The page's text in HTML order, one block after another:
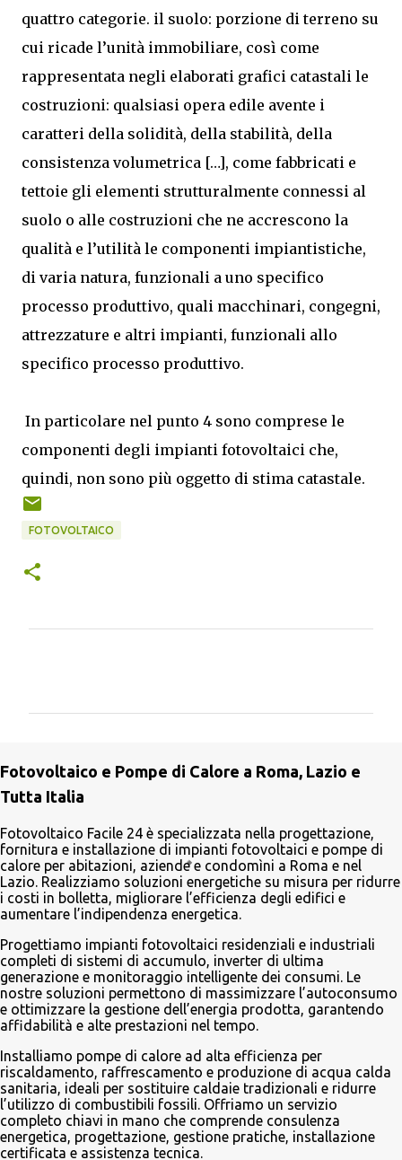
quattro categorie. il suolo: porzione di terreno su
cui ricade l’unità immobiliare, così come
rappresentata negli elaborati grafici catastali le
costruzioni: qualsiasi opera edile avente i
caratteri della solidità, della stabilità, della
consistenza volumetrica […], come fabbricati e
tettoie gli elementi strutturalmente connessi al
suolo o alle costruzioni che ne accrescono la
qualità e l’utilità le componenti impiantistiche,
di varia natura, funzionali a uno specifico
processo produttivo, quali macchinari, congegni,
attrezzature e altri impianti, funzionali allo
specifico processo produttivo.
In particolare nel punto 4 sono comprese le
componenti degli impianti fotovoltaici che,
quindi, non sono più oggetto di stima catastale.
FOTOVOLTAICO
n
t
i
Fotovoltaico e Pompe di Calore a Roma, Lazio e
Tutta Italia
Fotovoltaico Facile 24 è specializzata nella progettazione,
fornitura e installazione di impianti fotovoltaici e pompe di
calore per abitazioni, aziende e condomìni a Roma e nel
Lazio. Realizziamo soluzioni energetiche su misura per ridurre
i costi in bolletta, migliorare l’efficienza degli edifici e
aumentare l’indipendenza energetica.
Progettiamo impianti fotovoltaici residenziali e industriali
completi di sistemi di accumulo, inverter di ultima
generazione e monitoraggio intelligente dei consumi. Le
nostre soluzioni permettono di massimizzare l’autoconsumo
e ottimizzare la gestione dell’energia prodotta, garantendo
affidabilità e alte prestazioni nel tempo.
Installiamo pompe di calore ad alta efficienza per
riscaldamento, raffrescamento e produzione di acqua calda
sanitaria, ideali per sostituire caldaie tradizionali e ridurre
l’utilizzo di combustibili fossili. Offriamo un servizio
completo chiavi in mano che comprende consulenza
energetica, progettazione, gestione pratiche, installazione
certificata e assistenza tecnica.